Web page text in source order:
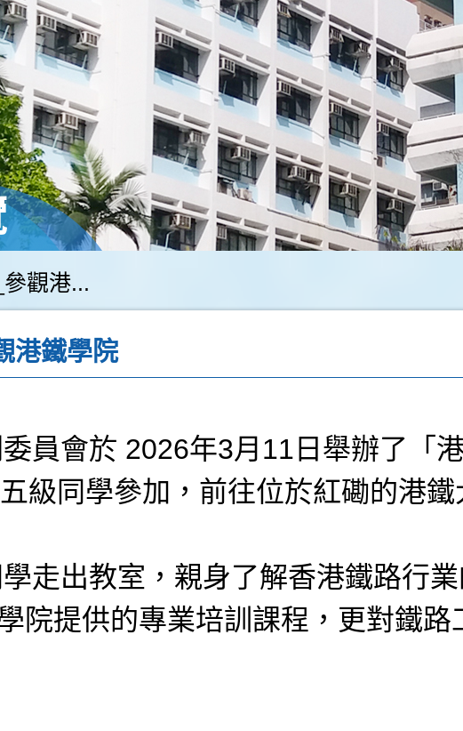
觀港...
港鐵學院
會於 2026年3月11日舉辦了「港
級同學參加，前往位於紅磡的港鐵
出教室，親身了解香港鐵路行業
院提供的專業培訓課程，更對鐵